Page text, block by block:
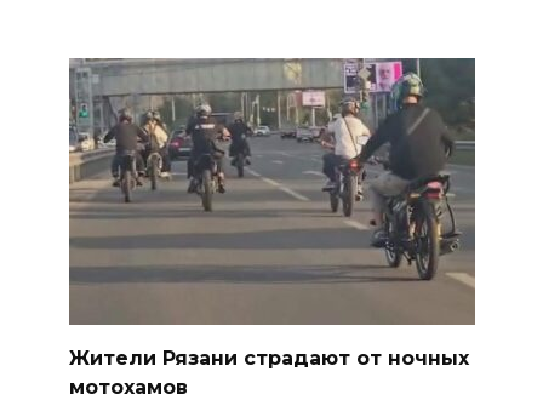
Жители Рязани страдают от ночных
мотохамов